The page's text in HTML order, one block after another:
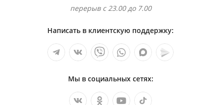
перерыв с 23.00 до 7.00
Написать в клиентскую поддержку:
Мы в социальных сетях: